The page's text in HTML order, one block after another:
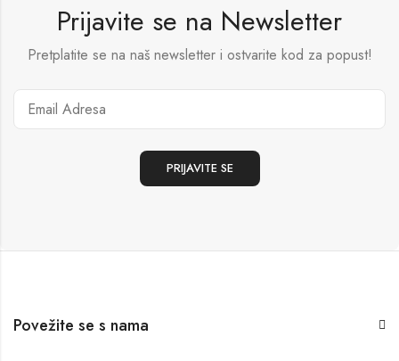
Prijavite se na Newsletter
Pretplatite se na naš newsletter i ostvarite kod za popust!
Povežite se s nama